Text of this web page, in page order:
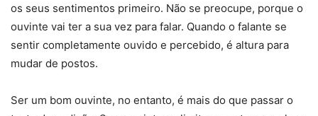
os seus sentimentos primeiro. Não se preocupe, porque o
ouvinte vai ter a sua vez para falar. Quando o falante se
sentir completamente ouvido e percebido, é altura para
mudar de postos.
Ser um bom ouvinte, no entanto, é mais do que passar o